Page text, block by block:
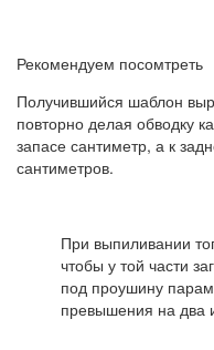
Рекомендуем посомтреть
Получившийся шаблон
повторно делая обводку
запасе сантиметр, а к
сантиметров.
При выпиливании
чтобы у той части
под проушину
превышения на два